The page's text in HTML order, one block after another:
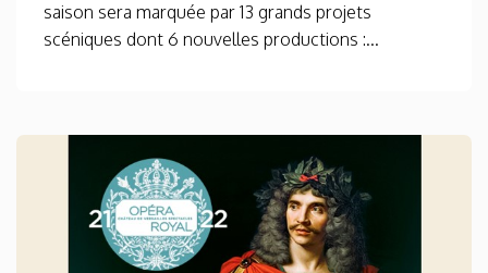
saison sera marquée par 13 grands projets
scéniques dont 6 nouvelles productions :...